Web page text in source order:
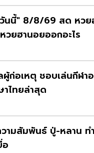
นนี้" 8/8/69 สด หวย
ยฮานอยออกอะไร
ก่อเหตุ ชอบเล่นกีฬา
าไทยล่าสุด
ามสัมพันธ์ ปู่-หลาน ท
อ